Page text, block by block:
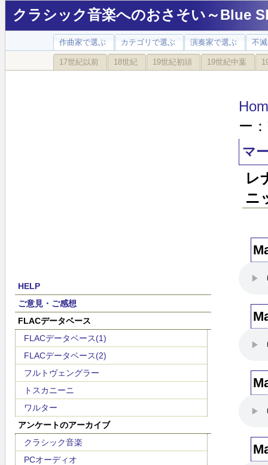
クラシック音楽へのおさそい～Blue
作曲家で選ぶ カテゴリで選ぶ 演奏家で選ぶ 不
17世紀以前 18世紀 19世紀初頭 19世紀中葉
HELP
ご意見・ご感想
FLACデータベース
FLACデータベース(1)
FLACデータベース(2)
フルトヴェングラー
トスカニーニ
ワルター
アンケートのアーカイブ
クラシック音楽
PCオーディオ
ー
マ
レ
ニ